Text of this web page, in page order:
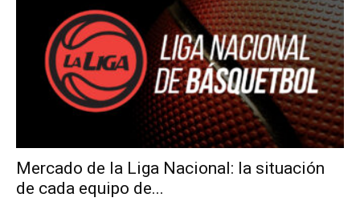
Mercado de la Liga Nacional: la situación
de cada equipo de...